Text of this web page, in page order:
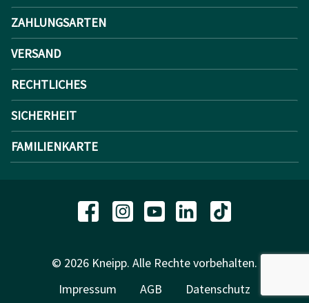
ZAHLUNGSARTEN
VERSAND
RECHTLICHES
SICHERHEIT
FAMILIENKARTE
© 2026 Kneipp. Alle Rechte vorbehalten.
Impressum
AGB
Datenschutz